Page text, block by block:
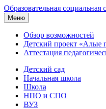
Образовательная социальная
Меню
Обзор возможностей
Детский проект «Алые
Аттестация
Детский сад
Начальная школа
Школа
НПО и СПО
ВУЗ